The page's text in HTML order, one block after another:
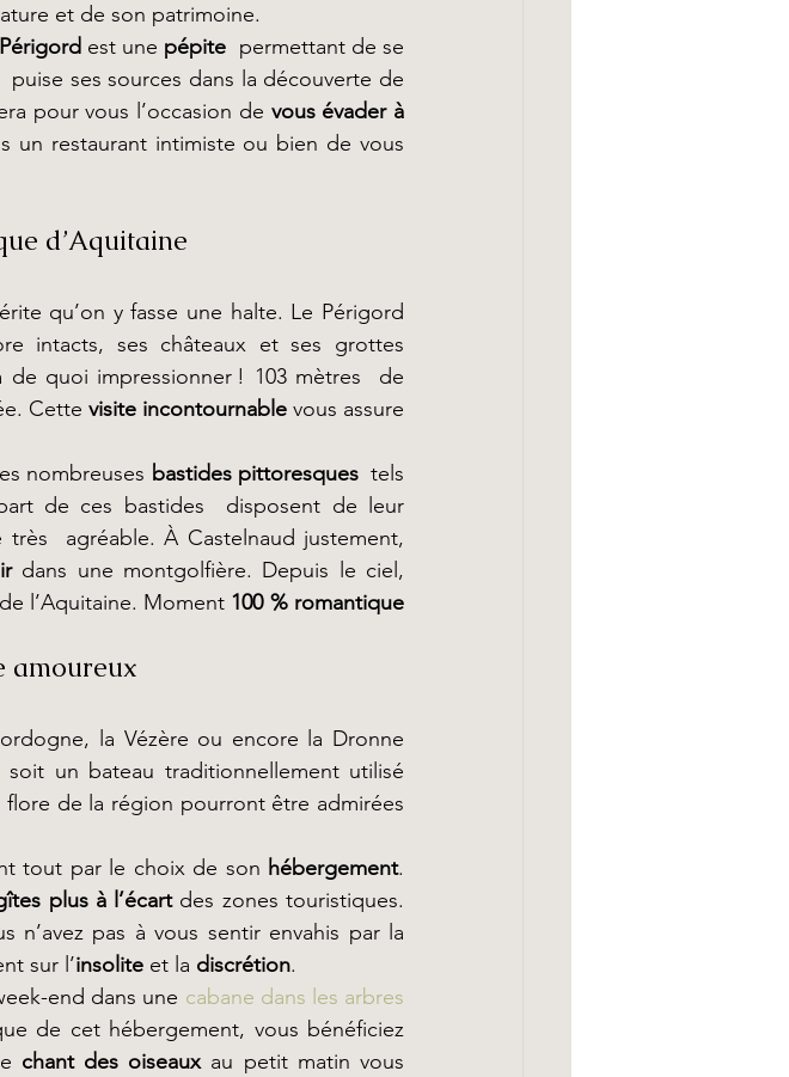
et de son patrimoine.
Périgord est une pépite
  permettant de se
ses sources dans la découverte de
pour vous l’occasion de vous évader à
un restaurant intimiste ou bien de vous
d’Aquitaine
qu’on y fasse une halte. Le Périgord
intacts, ses châteaux et ses grottes
quoi impressionner ! 103 mètres  de
Cette visite incontournable vous assure
nombreuses bastides pittoresques
  tels
de ces bastides  disposent de leur
agréable. À Castelnaud justement,
dans une montgolfière. Depuis le ciel,
l’Aquitaine. Moment
amoureux
la Vézère ou encore la Dronne
un bateau traditionnellement utilisé
de la région pourront être admirées
tout par le choix de son hébergement.
plus à l’écart des zones touristiques.
n’avez pas à vous sentir envahis par la
sur l’insolite et la discrétion.
end dans une cabane dans les arbres
de cet hébergement, vous bénéficiez
chant des oiseaux au petit matin vous